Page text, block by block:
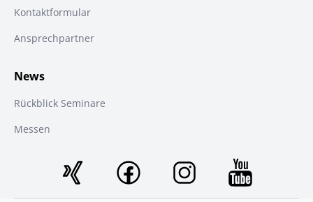
Kontaktformular
Ansprechpartner
News
Rückblick Seminare
Messen